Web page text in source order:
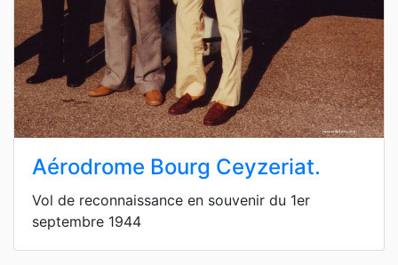
Aérodrome Bourg Ceyzeriat.
Vol de reconnaissance en souvenir du 1er
septembre 1944